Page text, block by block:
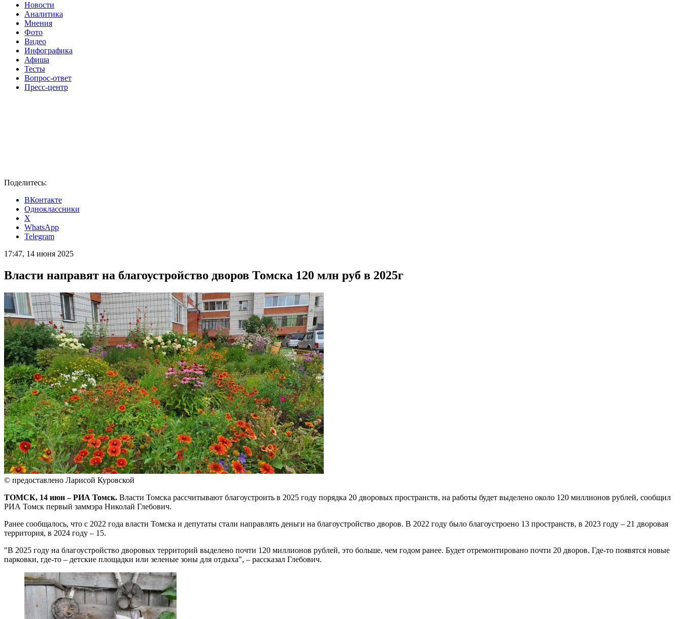
Новости
Аналитика
Мнения
Фото
Видео
Инфографика
Афиша
Тесты
Вопрос-ответ
Пресс-центр
Поделитесь:
ВКонтакте
Одноклассники
X
WhatsApp
Telegram
17:47, 14 июня 2025
Власти направят на благоустройство дворов Томска 120 млн руб в 2025г
© предоставлено Ларисой Куровской
ТОМСК, 14 июн – РИА Томск. Власти Томска рассчитывают благоустроить в 2025 году порядка 20 дворовых пространств, на работы будет выделено около 120 миллионов рублей, сообщил
РИА Томск первый заммэра Николай Глебович.
Ранее сообщалось, что с 2022 года власти Томска и депутаты стали направлять деньги на благоустройство дворов. В 2022 году было благоустроено 13 пространств, в 2023 году – 21 дворовая
территория, в 2024 году – 15.
"В 2025 году на благоустройство дворовых территорий выделено почти 120 миллионов рублей, это больше, чем годом ранее. Будет отремонтировано почти 20 дворов. Где-то появятся новые
парковки, где-то – детские площадки или зеленые зоны для отдыха", – рассказал Глебович.